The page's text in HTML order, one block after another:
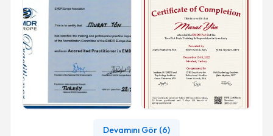
Devamını Gör (6)